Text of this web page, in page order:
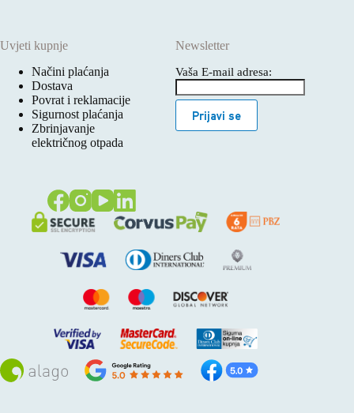
Uvjeti kupnje
Načini plaćanja
Dostava
Povrat i reklamacije
Sigurnost plaćanja
Zbrinjavanje
električnog otpada
Newsletter
Vaša E-mail adresa:
Prijavi se